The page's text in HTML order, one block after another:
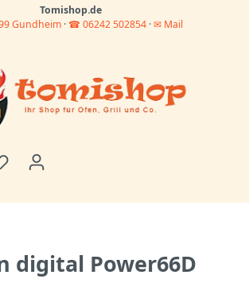
Tomishop.de
Gundheim · ☎ 06242 502854·✉ Mail
digital Power66D